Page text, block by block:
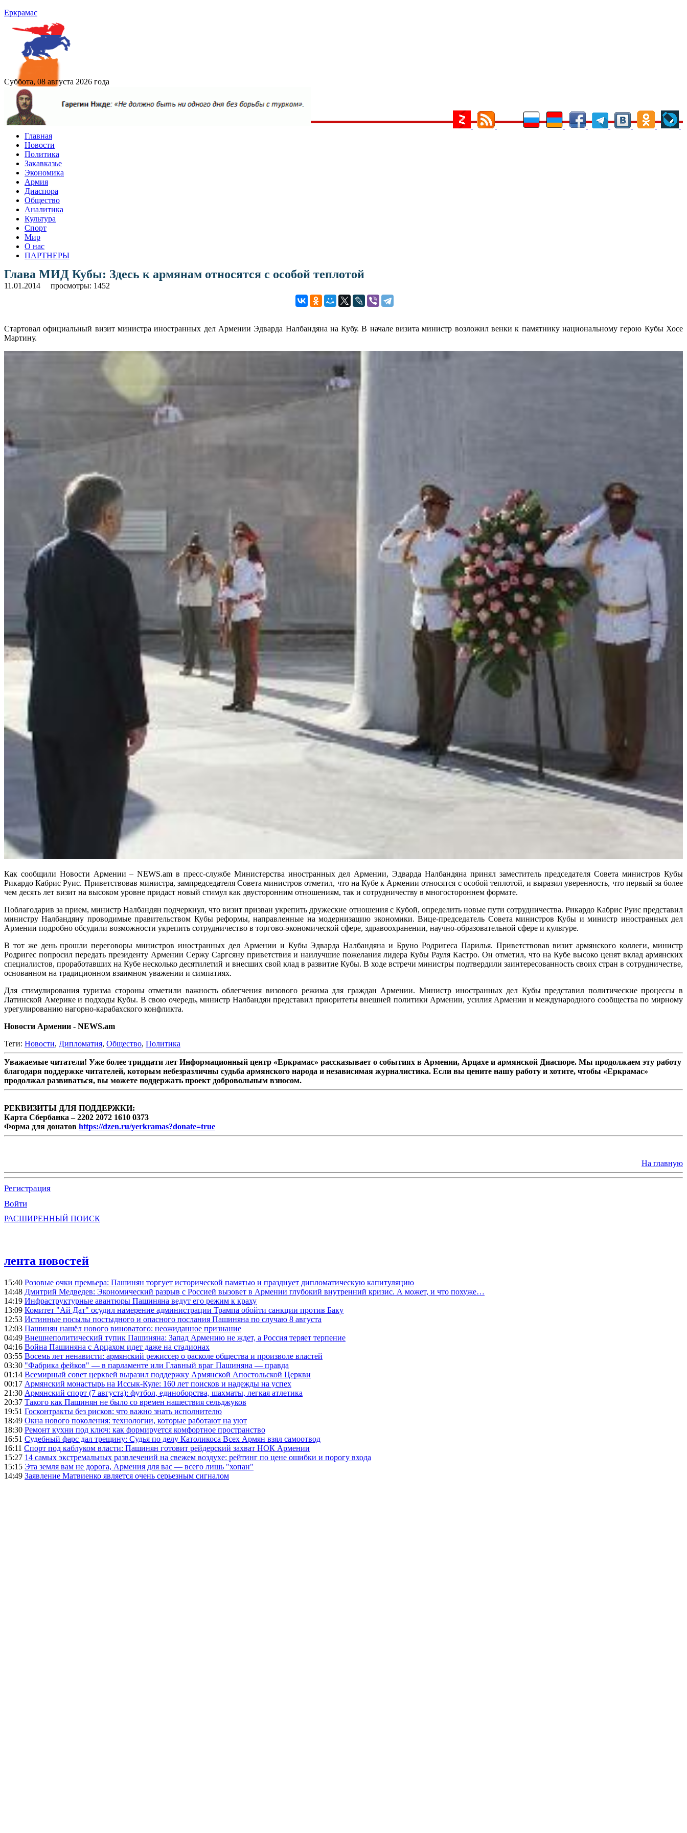
Еркрамас
Суббота, 08 августа 2026 года
Главная
Новости
Политика
Закавказье
Экономика
Армия
Диаспора
Общество
Аналитика
Культура
Спорт
Мир
О нас
ПАРТНЕРЫ
Глава МИД Кубы: Здесь к армянам относятся с особой теплотой
11.01.2014 просмотры: 1452
Стартовал официальный визит министра иностранных дел Армении Эдварда Налбандяна на Кубу. В начале визита министр возложил венки к памятнику национальному герою Кубы Хосе
Мартину.
Как сообщили Новости Армении – NEWS.am в пресс-службе Министерства иностранных дел Армении, Эдварда Налбандяна принял заместитель председателя Совета министров Кубы
Рикардо Кабрис Руис. Приветствовав министра, зампредседателя Совета министров отметил, что на Кубе к Армении относятся с особой теплотой, и выразил уверенность, что первый за более
чем десять лет визит на высоком уровне придаст новый стимул как двусторонним отношениям, так и сотрудничеству в многостороннем формате.
Поблагодарив за прием, министр Налбандян подчеркнул, что визит призван укрепить дружеские отношения с Кубой, определить новые пути сотрудничества. Рикардо Кабрис Руис представил
министру Налбандяну проводимые правительством Кубы реформы, направленные на модернизацию экономики. Вице-председатель Совета министров Кубы и министр иностранных дел
Армении подробно обсудили возможности укрепить сотрудничество в торгово-экономической сфере, здравоохранении, научно-образовательной сфере и культуре.
В тот же день прошли переговоры министров иностранных дел Армении и Кубы Эдварда Налбандяна и Бруно Родригеса Парилья. Приветствовав визит армянского коллеги, министр
Родригес попросил передать президенту Армении Сержу Саргсяну приветствия и наилучшие пожелания лидера Кубы Рауля Кастро. Он отметил, что на Кубе высоко ценят вклад армянских
специалистов, проработавших на Кубе несколько десятилетий и внесших свой клад в развитие Кубы. В ходе встречи министры подтвердили заинтересованность своих стран в сотрудничестве,
основанном на традиционном взаимном уважении и симпатиях.
Для стимулирования туризма стороны отметили важность облегчения визового режима для граждан Армении. Министр иностранных дел Кубы представил политические процессы в
Латинской Америке и подходы Кубы. В свою очередь, министр Налбандян представил приоритеты внешней политики Армении, усилия Армении и международного сообщества по мирному
урегулированию нагорно-карабахского конфликта.
Новости Армении - NEWS.am
Теги: Новости, Дипломатия, Общество, Политика
Уважаемые читатели! Уже более тридцати лет Информационный центр «Еркрамас» рассказывает о событиях в Армении, Арцахе и армянской Диаспоре. Мы продолжаем эту работу
благодаря поддержке читателей, которым небезразличны судьба армянского народа и независимая журналистика. Если вы цените нашу работу и хотите, чтобы «Еркрамас»
продолжал развиваться, вы можете поддержать проект добровольным взносом.
РЕКВИЗИТЫ ДЛЯ ПОДДЕРЖКИ:
Карта Сбербанка – 2202 2072 1610 0373
Форма для донатов https://dzen.ru/yerkramas?donate=true
На главную
Регистрация
Войти
РАСШИРЕННЫЙ ПОИСК
лента новостей
15:40 Розовые очки премьера: Пашинян торгует исторической памятью и празднует дипломатическую капитуляцию
14:48 Дмитрий Медведев: Экономический разрыв с Россией вызовет в Армении глубокий внутренний кризис. А может, и что похуже…
14:19 Инфраструктурные авантюры Пашиняна ведут его режим к краху
13:09 Комитет "Ай Дат" осудил намерение администрации Трампа обойти санкции против Баку
12:53 Истинные посылы постыдного и опасного послания Пашиняна по случаю 8 августа
12:03 Пашинян нашёл нового виноватого: неожиданное признание
04:49 Внешнеполитический тупик Пашиняна: Запад Армению не ждет, а Россия теряет терпение
04:16 Война Пашиняна с Арцахом идет даже на стадионах
03:55 Восемь лет ненависти: армянский режиссер о расколе общества и произволе властей
03:30 "Фабрика фейков" — в парламенте или Главный враг Пашиняна — правда
01:14 Всемирный совет церквей выразил поддержку Армянской Апостольской Церкви
00:17 Армянский монастырь на Иссык-Куле: 160 лет поисков и надежды на успех
21:30 Армянский спорт (7 августа): футбол, единоборства, шахматы, легкая атлетика
20:37 Такого как Пашинян не было со времен нашествия сельджуков
19:51 Госконтракты без рисков: что важно знать исполнителю
18:49 Окна нового поколения: технологии, которые работают на уют
18:30 Ремонт кухни под ключ: как формируется комфортное пространство
16:51 Судебный фарс дал трещину: Судья по делу Католикоса Всех Армян взял самоотвод
16:11 Спорт под каблуком власти: Пашинян готовит рейдерский захват НОК Армении
15:27 14 самых экстремальных развлечений на свежем воздухе: рейтинг по цене ошибки и порогу входа
15:15 Эта земля вам не дорога, Армения для вас — всего лишь "хопан"
14:49 Заявление Матвиенко является очень серьезным сигналом